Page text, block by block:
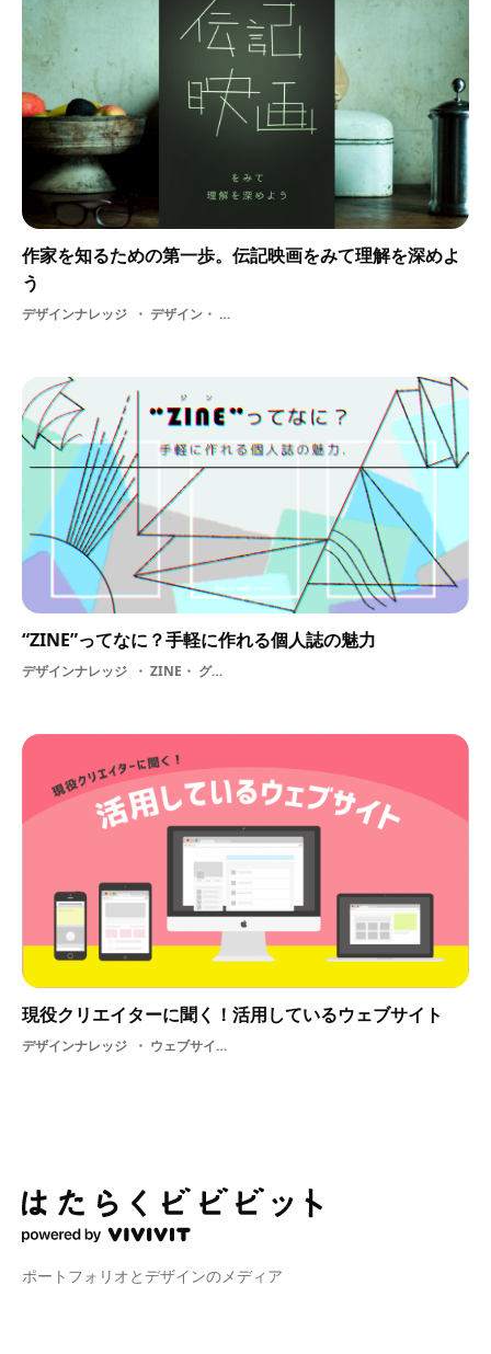
作家を知るための第一歩。伝記映画をみて理解を深めよ
う
デザインナレッジ デザイン・ 動画・ アート・ 大学・ ファインアート・ 大学生・ 伝記映画・ 学生・ 制作・ アーティスト・ アウトプット・ アニメーション・ インプット・ ペインター
“ZINE”ってなに？手軽に作れる個人誌の魅力
デザインナレッジ ZINE・ グラフィック・ art・ 冊子
現役クリエイターに聞く！活用しているウェブサイト
デザインナレッジ ウェブサイト・ 広告業界・ IT
ポートフォリオとデザインのメディア